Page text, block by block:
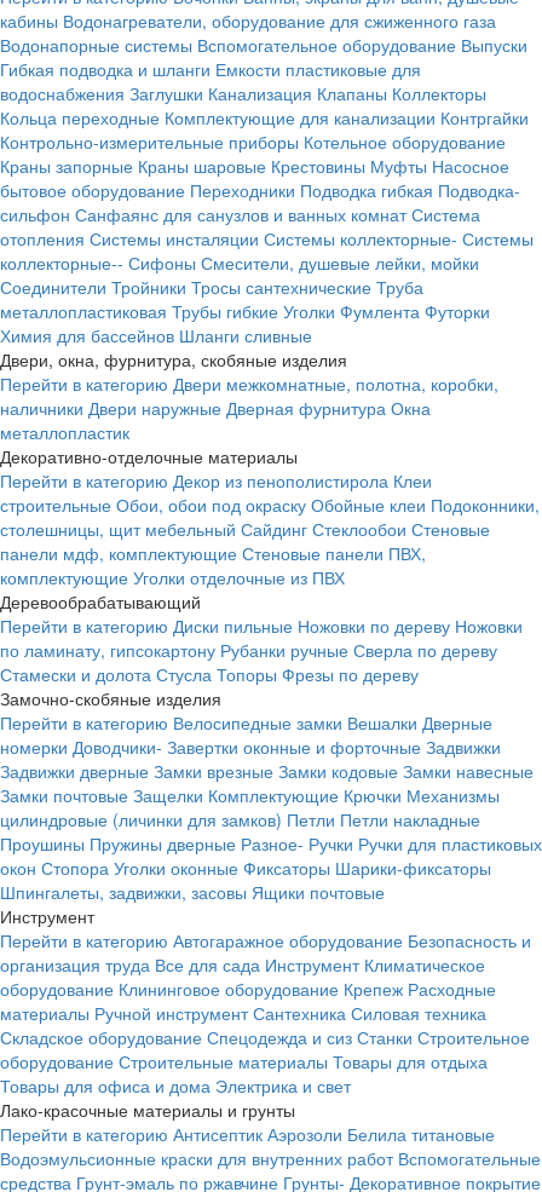
кабины Водонагреватели, оборудование для сжиженного газа
Водонапорные системы Вспомогательное оборудование Выпуски
Гибкая подводка и шланги Емкости пластиковые для
водоснабжения Заглушки Канализация Клапаны Коллекторы
Кольца переходные Комплектующие для канализации Контргайки
Контрольно-измерительные приборы Котельное оборудование
Краны запорные Краны шаровые Крестовины Муфты Насосное
бытовое оборудование Переходники Подводка гибкая Подводка-
сильфон Санфаянс для санузлов и ванных комнат Система
отопления Системы инсталяции Системы коллекторные- Системы
коллекторные-- Сифоны Смесители, душевые лейки, мойки
Соединители Тройники Тросы сантехнические Труба
металлопластиковая Трубы гибкие Уголки Фумлента Футорки
Химия для бассейнов Шланги сливные
Двери, окна, фурнитура, скобяные изделия
Перейти в категорию Двери межкомнатные, полотна, коробки,
наличники Двери наружные Дверная фурнитура Окна
металлопластик
Декоративно-отделочные материалы
Перейти в категорию Декор из пенополистирола Клеи
строительные Обои, обои под окраску Обойные клеи Подоконники,
столешницы, щит мебельный Сайдинг Стеклообои Стеновые
панели мдф, комплектующие Стеновые панели ПВХ,
комплектующие Уголки отделочные из ПВХ
Деревообрабатывающий
Перейти в категорию Диски пильные Ножовки по дереву Ножовки
по ламинату, гипсокартону Рубанки ручные Сверла по дереву
Стамески и долота Стусла Топоры Фрезы по дереву
Замочно-скобяные изделия
Перейти в категорию Велосипедные замки Вешалки Дверные
номерки Доводчики- Завертки оконные и форточные Задвижки
Задвижки дверные Замки врезные Замки кодовые Замки навесные
Замки почтовые Защелки Комплектующие Крючки Механизмы
цилиндровые (личинки для замков) Петли Петли накладные
Проушины Пружины дверные Разное- Ручки Ручки для пластиковых
окон Стопора Уголки оконные Фиксаторы Шарики-фиксаторы
Шпингалеты, задвижки, засовы Ящики почтовые
Инструмент
Перейти в категорию Автогаражное оборудование Безопасность и
организация труда Все для сада Инструмент Климатическое
оборудование Клининговое оборудование Крепеж Расходные
материалы Ручной инструмент Сантехника Силовая техника
Складское оборудование Спецодежда и сиз Станки Строительное
оборудование Строительные материалы Товары для отдыха
Товары для офиса и дома Электрика и свет
Лако-красочные материалы и грунты
Перейти в категорию Антисептик Аэрозоли Белила титановые
Водоэмульсионные краски для внутренних работ Вспомогательные
средства Грунт-эмаль по ржавчине Грунты- Декоративное покрытие